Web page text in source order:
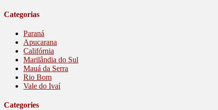
Categorias
Paraná
Apucarana
Califórnia
Marilândia do Sul
Mauá da Serra
Rio Bom
Vale do Ivaí
Categories